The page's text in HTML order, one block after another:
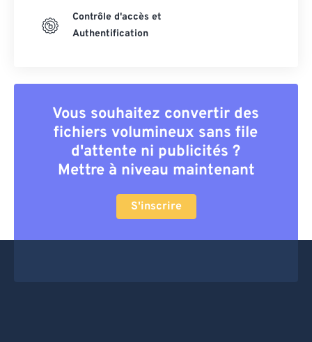
Contrôle d'accès et
Authentification
Vous souhaitez convertir des
fichiers volumineux sans file
d'attente ni publicités ?
Mettre à niveau maintenant
S'inscrire